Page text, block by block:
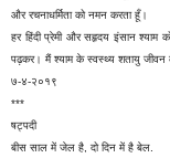
और रचनाधर्मिता को नमन करता हूँ।
हर हिंदी प्रेमी और सहृदय इंसान श्याम
पढ़कर। मैं श्याम के स्वस्थ्य शतायु जीवन
७-४-२०१९
***
षट्पदी
बीस साल में जेल है, दो दिन में है बेल.